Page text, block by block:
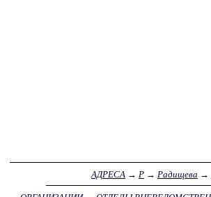
АДРЕСА → Р → Радищева →